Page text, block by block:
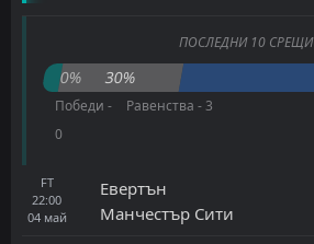
ПОСЛЕДНИ 10 СРЕЩИ
0% 30%
Победи -
0
Равенства - 3
FT
22:00
04 май
Евертън
Манчестър Сити